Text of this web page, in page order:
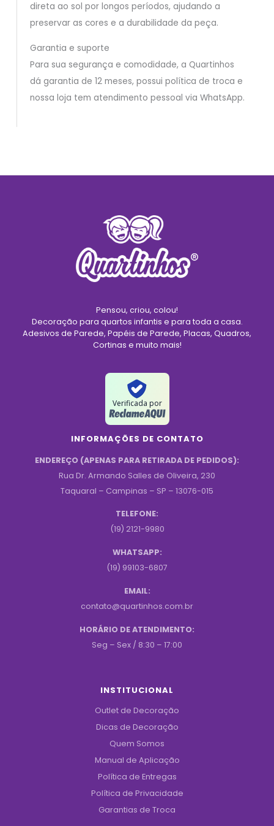
direta ao sol por longos períodos, ajudando a
preservar as cores e a durabilidade da peça.
Garantia e suporte
Para sua segurança e comodidade, a Quartinhos
dá garantia de 12 meses, possui política de troca e
nossa loja tem atendimento pessoal via WhatsApp.
Pensou, criou, colou!
Decoração para quartos infantis e para toda a casa.
Adesivos de Parede, Papéis de Parede, Placas, Quadros,
Cortinas e muito mais!
Verificada por
INFORMAÇÕES DE CONTATO
ENDEREÇO (APENAS PARA RETIRADA DE PEDIDOS):
Rua Dr. Armando Salles de Oliveira, 230
Taquaral – Campinas – SP – 13076-015
TELEFONE:
(19) 2121-9980
WHATSAPP:
(19) 99103-6807
EMAIL:
contato@quartinhos.com.br
HORÁRIO DE ATENDIMENTO:
Seg – Sex / 8:30 – 17:00
INSTITUCIONAL
Outlet de Decoração
Dicas de Decoração
Quem Somos
Manual de Aplicação
Política de Entregas
Política de Privacidade
Garantias de Troca